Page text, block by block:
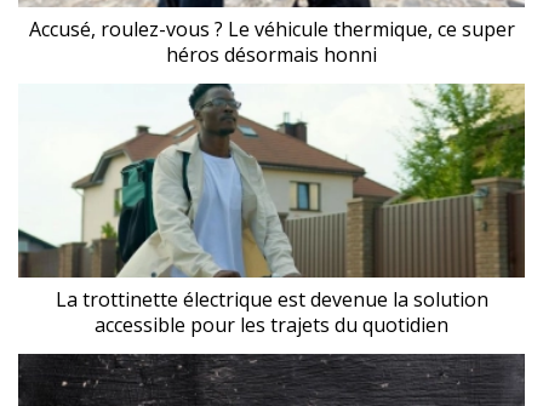
Accusé, roulez-vous ? Le véhicule thermique, ce super
héros désormais honni
La trottinette électrique est devenue la solution
accessible pour les trajets du quotidien